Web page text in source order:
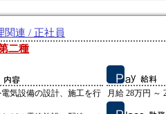
関連 / 正社員
二種
気設備の設計、施工を行
月給 28万円 ～